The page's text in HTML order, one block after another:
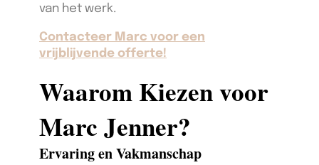
van het werk.
Contacteer Marc voor een
vrijblijvende offerte!
Waarom Kiezen voor
Marc Jenner?
Ervaring en Vakmanschap